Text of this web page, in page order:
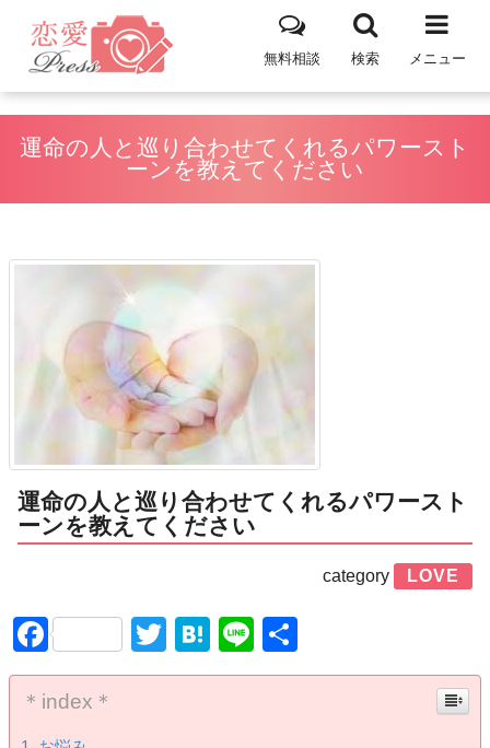
メニュー
検索
無料相談
運命の人と巡り合わせてくれるパワースト
ーンを教えてください
運命の人と巡り合わせてくれるパワースト
ーンを教えてください
category LOVE
FacebookTwitter
Hatena
Line
有
＊index＊